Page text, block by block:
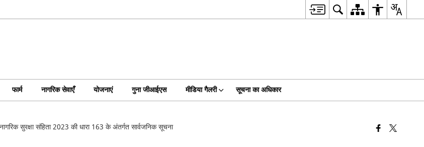
फार्म नागरिक सेवाएँ योजनाएं गुना जीआईएस मीडिया गैलरी सूचना का अधिकार
सुरक्षा संहिता 2023 की धारा 163 के अंतर्गत सार्वजनिक सूचना